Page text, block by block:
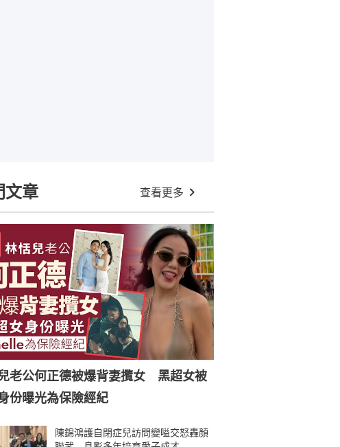
文章 查看更多
老公何正德被爆背妻攬女 黑超女被
份曝光為保險經紀
陳錦鴻護自閉症兒訪問變嗌交怒轟顏